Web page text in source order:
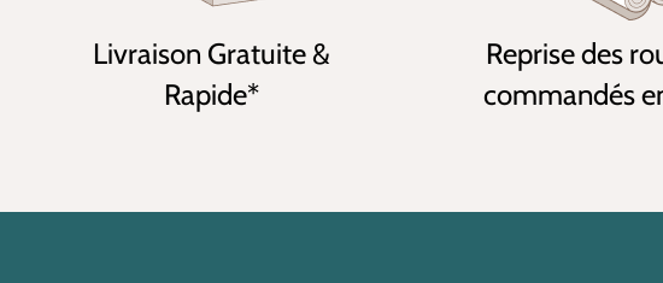
Livraison Gratuite &
Rapide*
Reprise des
commandés